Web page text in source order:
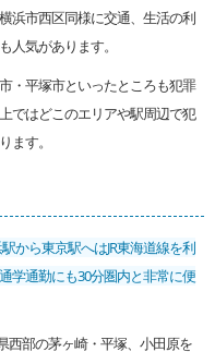
浜市西区同様に交通、生活の利
人気があります。
・平塚市といったところも犯罪
ではどこのエリアや駅周辺で犯
ます。
から東京駅へはJR東海道線を利
学通勤にも30分圏内と非常に便
西部の茅ヶ崎・平塚、小田原を